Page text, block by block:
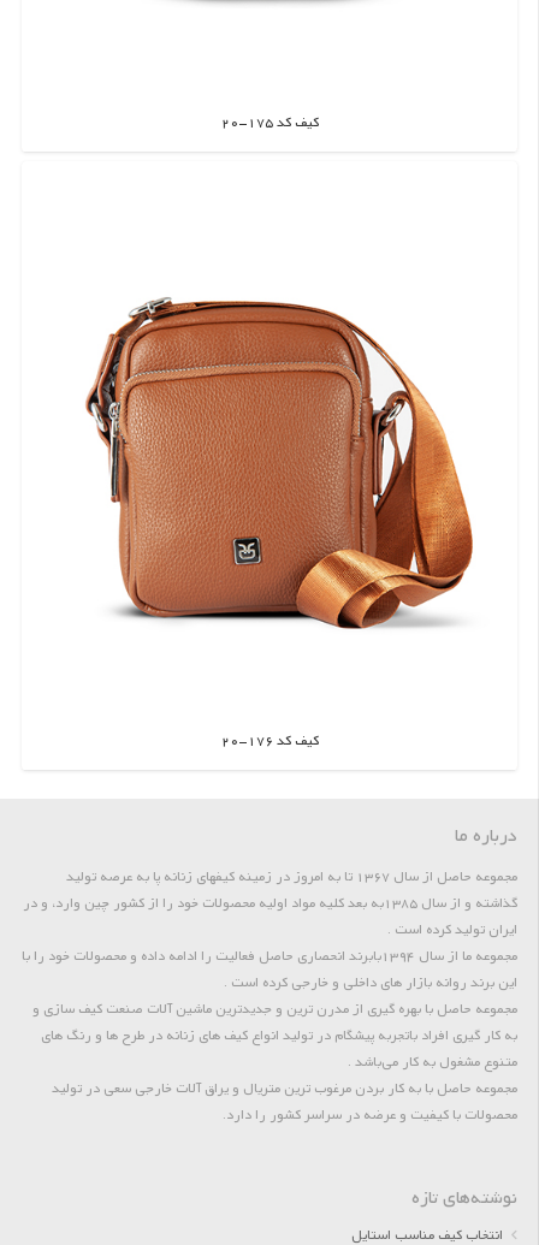
کیف کد 175-20
اطلاعات بیشتر
کیف کد 176-20
اطلاعات بیشتر
درباره ما
مجموعه حاصل از سال 1367 تا به امروز در زمینه کیفهای زنانه پا به عرصه تولید
گذاشته و از سال 1385به بعد کلیه مواد اولیه محصولات خود را از کشور چین وارد، و در
ایران تولید کرده است .
مجموعه ما از سال 1394بابرند انحصاری حاصل فعالیت را ادامه داده و محصولات خود را با
این برند روانه بازار های داخلی و خارجی کرده است .
مجموعه حاصل با بهره گیری از مدرن ترین و جدیدترین ماشین آلات صنعت کیف سازی و
به کار گیری افراد باتجربه پیشگام در تولید انواع کیف های زنانه در طرح ها و رنگ های
متنوع مشغول به کار می‌باشد .
مجموعه حاصل با به کار بردن مرغوب ترین متریال و یراق آلات خارجی سعی در تولید
محصولات با کیفیت و عرضه در سراسر کشور را دارد.
نوشته‌های تازه
انتخاب کیف مناسب استایل